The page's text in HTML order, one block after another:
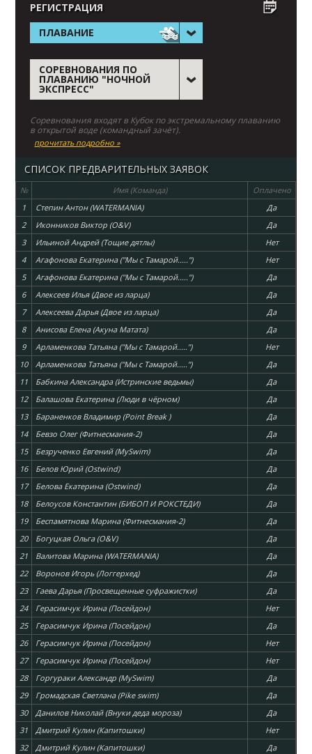
РЕГИСТРАЦИЯ
ПЛАВАНИЕ
СОРЕВНОВАНИЯ ПО
ПЛАВАНИЮ "НОЧНОЙ
ЭКСПРЕСС"
Соревнования входят в Кубок по экстремальному плаванию
в открытой воде (командный зачёт).
прочитать подробно »
СПИСОК ПРЕДВАРИТЕЛЬНЫХ ЗАЯВОК
№ Имя (Команда)
Оплачено
1
Степин Антон (WATERMANIA)
Да
2
Иконников Виктор (O&V)
Да
3
Ильиной Андрей (Тощие дятлы)
Нет
4
Агафонова Екатерина ("Мы с Тамарой.....")
Нет
5
Агафонова Екатерина ("Мы с Тамарой.....")
Да
6
Алексеев Илья (Двое из ларца)
Да
7
Алексеева Дарья (Двое из ларца)
Да
8
Анисова Елена (Акуна Матата)
Да
9
Арламенкова Татьяна ("Мы с Тамарой.....")
Нет
10
Арламенкова Татьяна ("Мы с Тамарой.....")
Да
11
Бабкина Александра (Истринские ведьмы)
Да
12
Балашова Екатерина (Люди в чёрном)
Да
13
Бараненков Владимир (Point Break )
Да
14
Бевзо Олег (Фитнесмания-2)
Да
15
Безрученко Евгений (MySwim)
Да
16
Белов Юрий (Ostwind)
Да
17
Белова Екатерина (Ostwind)
Да
18
Белоусов Константин (БИБОП И РОКСТЕДИ)
Да
19
Беспамятнова Марина (Фитнесмания-2)
Да
20
Богуцкая Ольга (O&V)
Да
21
Валитова Марина (WATERMANIA)
Да
22
Воронов Игорь (Логгерхед)
Да
23
Гаева Дарья (Просвещенные суфражистки)
Да
24
Герасимчук Ирина (Посейдон)
Нет
25
Герасимчук Ирина (Посейдон)
Да
26
Герасимчук Ирина (Посейдон)
Нет
27
Герасимчук Ирина (Посейдон)
Нет
28
Горгураки Александр (MySwim)
Да
29
Громадская Светлана (Pike swim)
Да
30
Данилов Николай (Внуки деда мороза)
Да
31
Дмитрий Кулин (Капитошки)
Нет
32
Дмитрий Кулин (Капитошки)
Да